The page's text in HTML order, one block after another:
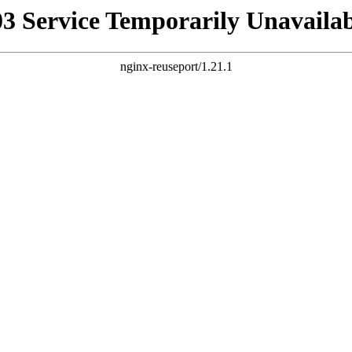
Service Temporarily
nginx-reuseport/1.21.1